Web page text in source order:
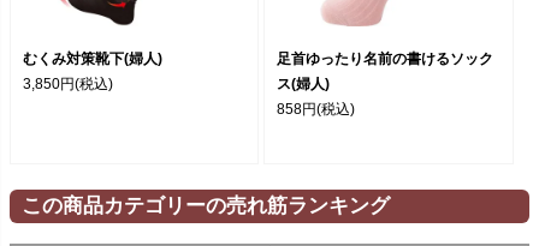
むくみ対策靴下(婦人)
3,850円(税込)
足首ゆったり名前の書けるソック
ス(婦人)
858円(税込)
この商品カテゴリーの売れ筋ランキング